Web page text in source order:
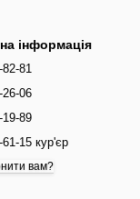
інформація
82-81
26-06
19-89
15 кур'єр
вам?